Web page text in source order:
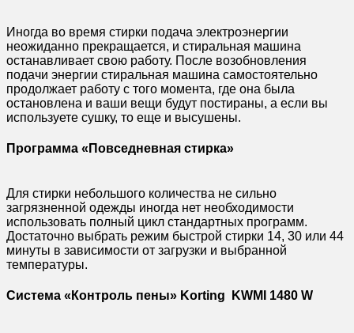
Иногда во время стирки подача электроэнергии
неожиданно прекращается, и стиральная машина
останавливает свою работу. После возобновления
подачи энергии стиральная машина самостоятельно
продолжает работу с того момента, где она была
остановлена и ваши вещи будут постираны, а если вы
используете сушку, то еще и высушены.
Программа «Повседневная стирка»
Для стирки небольшого количества не сильно
загрязненной одежды иногда нет необходимости
использовать полный цикл стандартных программ.
Достаточно выбрать режим быстрой стирки 14, 30 или 44
минуты в зависимости от загрузки и выбранной
температуры.
Система «Контроль пены» Korting KWMI 1480 W